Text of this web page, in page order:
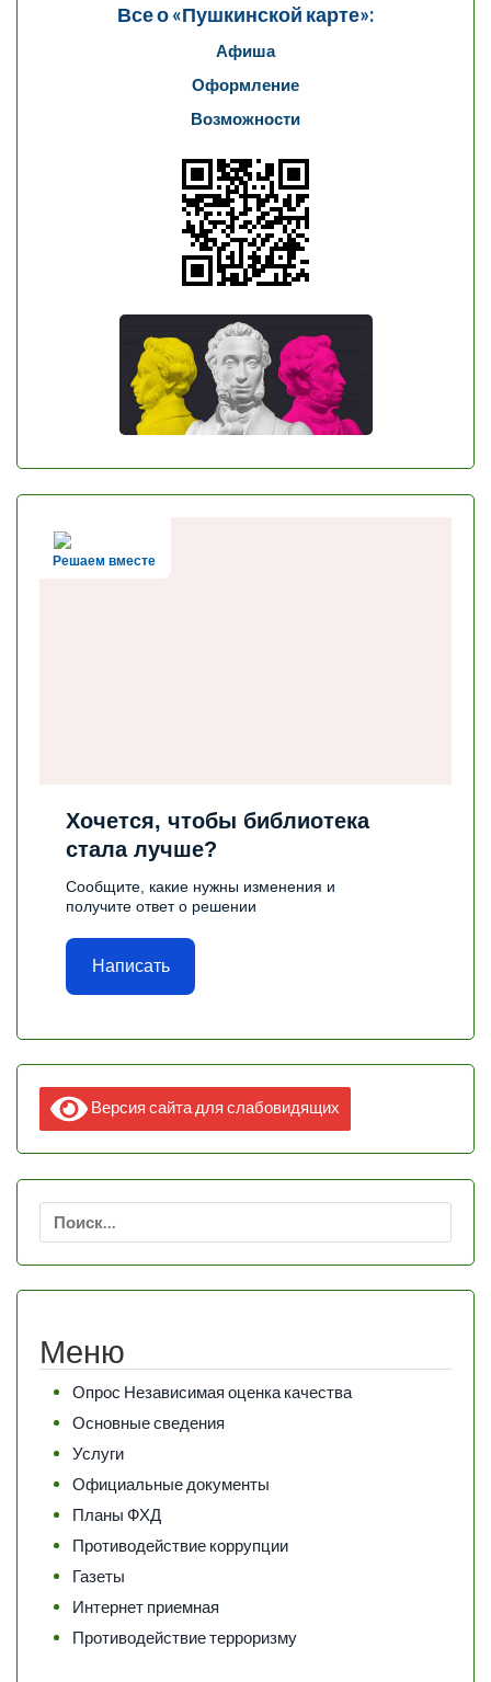
Все о «Пушкинской карте»:
Афиша
Оформление
Возможности
Решаем вместе
Хочется, чтобы библиотека
стала лучше?
Сообщите, какие нужны изменения и
получите ответ о решении
Написать
Версия сайта для слабовидящих
Меню
Опрос Независимая оценка качества
Основные сведения
Услуги
Официальные документы
Планы ФХД
Противодействие коррупции
Газеты
Интернет приемная
Противодействие терроризму